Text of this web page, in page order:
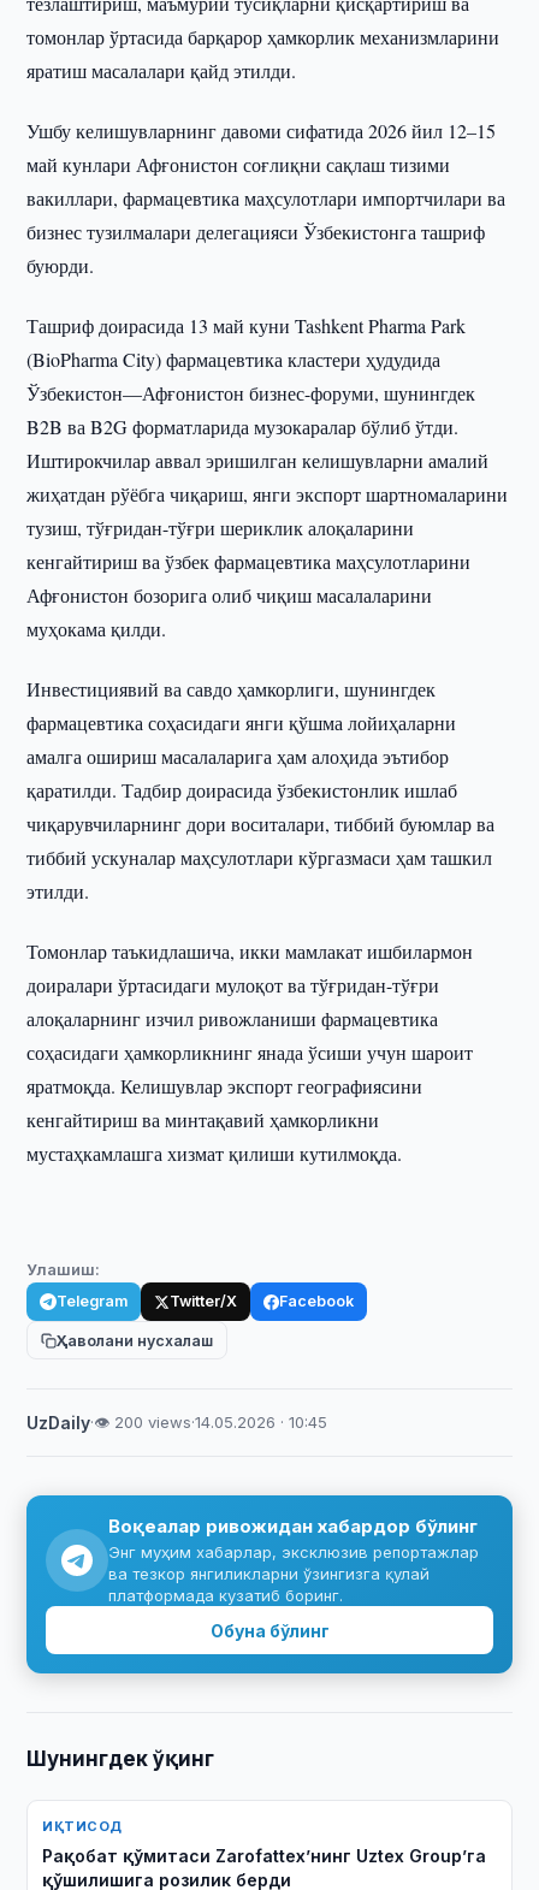
томонлар ўртасида барқарор ҳамкорлик механизмларини
яратиш масалалари қайд этилди.
Ушбу келишувларнинг давоми сифатида 2026 йил 12–15
май кунлари Афғонистон соғлиқни сақлаш тизими
вакиллари, фармацевтика маҳсулотлари импортчилари ва
бизнес тузилмалари делегацияси Ўзбекистонга ташриф
буюрди.
Ташриф доирасида 13 май куни Tashkent Pharma Park
(BioPharma City) фармацевтика кластери ҳудудида
Ўзбекистон—Афғонистон бизнес-форуми, шунингдек
B2B ва B2G форматларида музокаралар бўлиб ўтди.
Иштирокчилар аввал эришилган келишувларни амалий
жиҳатдан рўёбга чиқариш, янги экспорт шартномаларини
тузиш, тўғридан-тўғри шериклик алоқаларини
кенгайтириш ва ўзбек фармацевтика маҳсулотларини
Афғонистон бозорига олиб чиқиш масалаларини
муҳокама қилди.
Инвестициявий ва савдо ҳамкорлиги, шунингдек
фармацевтика соҳасидаги янги қўшма лойиҳаларни
амалга ошириш масалаларига ҳам алоҳида эътибор
қаратилди. Тадбир доирасида ўзбекистонлик ишлаб
чиқарувчиларнинг дори воситалари, тиббий буюмлар ва
тиббий ускуналар маҳсулотлари кўргазмаси ҳам ташкил
этилди.
Томонлар таъкидлашича, икки мамлакат ишбилармон
доиралари ўртасидаги мулоқот ва тўғридан-тўғри
алоқаларнинг изчил ривожланиши фармацевтика
соҳасидаги ҳамкорликнинг янада ўсиши учун шароит
яратмоқда. Келишувлар экспорт географиясини
кенгайтириш ва минтақавий ҳамкорликни
мустаҳкамлашга хизмат қилиши кутилмоқда.
Улашиш:
Telegram Twitter/X Facebook
Ҳаволани нусхалаш
UzDaily·👁 200 views·14.05.2026 · 10:45
Воқеалар ривожидан хабардор бўлинг
Энг муҳим хабарлар, эксклюзив репортажлар
ва тезкор янгиликларни ўзингизга қулай
платформада кузатиб боринг.
Обуна бўлинг
Шунингдек ўқинг
ИҚТИСОД
Рақобат қўмитаси Zarofattex’нинг Uztex Group’га
қўшилишига розилик берди